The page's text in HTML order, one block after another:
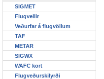
SIGMET
Flugvellir
Veðurfar á flugvöllum
TAF
METAR
SIGWX
WAFC kort
Flugveðurskilyrði